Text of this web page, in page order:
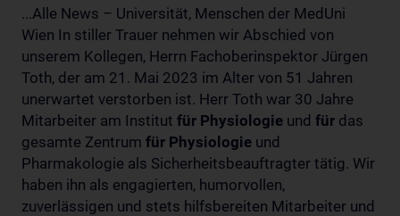
...Alle News – Universität, Menschen der MedUni
Wien In stiller Trauer nehmen wir Abschied von
unserem Kollegen, Herrn Fachoberinspektor Jürgen
Toth, der am 21. Mai 2023 im Alter von 51 Jahren
unerwartet verstorben ist. Herr Toth war 30 Jahre
Mitarbeiter am Institut für Physiologie und für das
gesamte Zentrum für Physiologie und
Pharmakologie als Sicherheitsbeauftragter tätig. Wir
haben ihn als engagierten, humorvollen,
zuverlässigen und stets hilfsbereiten Mitarbeiter und